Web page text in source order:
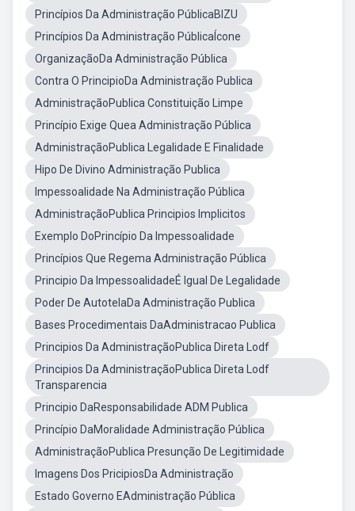
Princípios Da Administração PúblicaBIZU
Princípios Da Administração PúblicaÍcone
OrganizaçãoDa Administração Pública
Contra O PrincipioDa Administração Publica
AdministraçãoPublica Constituição Limpe
Princípio Exige Quea Administração Pública
AdministraçãoPublica Legalidade E Finalidade
Hipo De Divino Administração Publica
Impessoalidade Na Administração Pública
AdministraçãoPublica Principios Implicitos
Exemplo DoPrincípio Da Impessoalidade
Princípios Que Regema Administração Pública
Principio Da ImpessoalidadeÉ Igual De Legalidade
Poder De AutotelaDa Administração Publica
Bases Procedimentais DaAdministracao Publica
Principios Da AdministraçãoPublica Direta Lodf
Principios Da AdministraçãoPublica Direta Lodf
Transparencia
Principio DaResponsabilidade ADM Publica
Princípio DaMoralidade Administração Pública
AdministraçãoPublica Presunção De Legitimidade
Imagens Dos PricipiosDa Administração
Estado Governo EAdministração Pública